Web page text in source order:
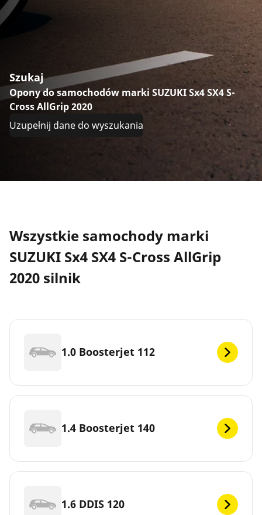
Szukaj
Opony do samochodów marki SUZUKI Sx4 SX4 S-
Cross AllGrip 2020
Uzupełnij dane do wyszukania
Wszystkie samochody marki
SUZUKI Sx4 SX4 S-Cross AllGrip
2020 silnik
1.0 Boosterjet 112
1.4 Boosterjet 140
1.6 DDIS 120